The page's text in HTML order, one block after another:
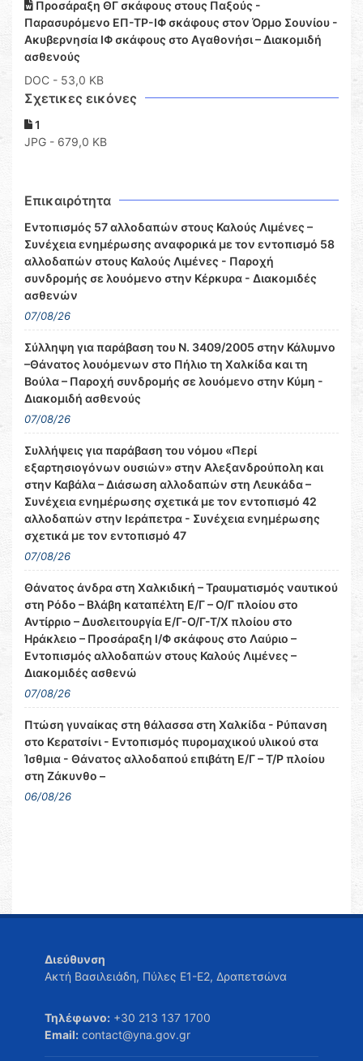
Προσάραξη ΘΓ σκάφους στους Παξούς -
Παρασυρόμενο ΕΠ-ΤΡ-ΙΦ σκάφους στον Όρμο Σουνίου -
Ακυβερνησία ΙΦ σκάφους στο Αγαθονήσι – Διακομιδή
ασθενούς
DOC - 53,0 KB
Σχετικες εικόνες
1
JPG - 679,0 KB
Επικαιρότητα
Εντοπισμός 57 αλλοδαπών στους Καλούς Λιμένες –
Συνέχεια ενημέρωσης αναφορικά με τον εντοπισμό 58
αλλοδαπών στους Καλούς Λιμένες - Παροχή
συνδρομής σε λουόμενο στην Κέρκυρα - Διακομιδές
ασθενών
07/08/26
Σύλληψη για παράβαση του Ν. 3409/2005 στην Κάλυμνο
–Θάνατος λουόμενων στο Πήλιο τη Χαλκίδα και τη
Βούλα – Παροχή συνδρομής σε λουόμενο στην Κύμη -
Διακομιδή ασθενούς
07/08/26
Συλλήψεις για παράβαση του νόμου «Περί
εξαρτησιογόνων ουσιών» στην Αλεξανδρούπολη και
στην Καβάλα – Διάσωση αλλοδαπών στη Λευκάδα –
Συνέχεια ενημέρωσης σχετικά με τον εντοπισμό 42
αλλοδαπών στην Ιεράπετρα - Συνέχεια ενημέρωσης
σχετικά με τον εντοπισμό 47
07/08/26
Θάνατος άνδρα στη Χαλκιδική – Τραυματισμός ναυτικού
στη Ρόδο – Βλάβη καταπέλτη Ε/Γ – Ο/Γ πλοίου στο
Αντίρριο – Δυσλειτουργία Ε/Γ-Ο/Γ-Τ/Χ πλοίου στο
Ηράκλειο – Προσάραξη Ι/Φ σκάφους στο Λαύριο –
Εντοπισμός αλλοδαπών στους Καλούς Λιμένες –
Διακομιδές ασθενώ
07/08/26
Πτώση γυναίκας στη θάλασσα στη Χαλκίδα - Ρύπανση
στο Κερατσίνι - Εντοπισμός πυρομαχικού υλικού στα
Ίσθμια - Θάνατος αλλοδαπού επιβάτη Ε/Γ – Τ/Ρ πλοίου
στη Ζάκυνθο –
06/08/26
Διεύθυνση
Ακτή Βασιλειάδη, Πύλες Ε1-Ε2, Δραπετσώνα
Τηλέφωνο: +30 213 137 1700
Email: contact@yna.gov.gr